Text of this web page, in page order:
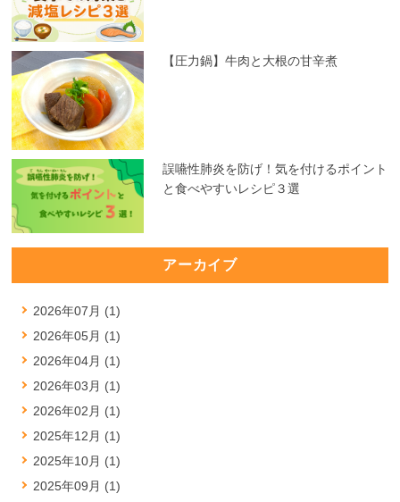
【圧力鍋】牛肉と大根の甘辛煮
誤嚥性肺炎を防げ！気を付けるポイント
と食べやすいレシピ３選
アーカイブ
2026年07月 (1)
2026年05月 (1)
2026年04月 (1)
2026年03月 (1)
2026年02月 (1)
2025年12月 (1)
2025年10月 (1)
2025年09月 (1)